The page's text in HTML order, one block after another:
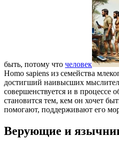
быть, потому что человек
Homo sapiens из семейства
достигший наивысших
совершенствуется и в процессе
становится тем, кем он хочет
помогают, поддерживают его
Верующие и